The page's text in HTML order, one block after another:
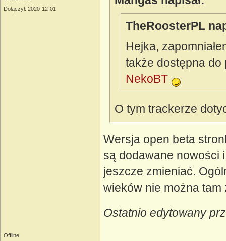
Dołączył: 2020-12-01
TheRoosterPL
Hejka,
także dostępna do
NekoBT
O tym trackerze
Wersja open beta
są dodawane nowości
jeszcze zmieniać.
wieków nie można tam
Ostatnio edytowany
Offline